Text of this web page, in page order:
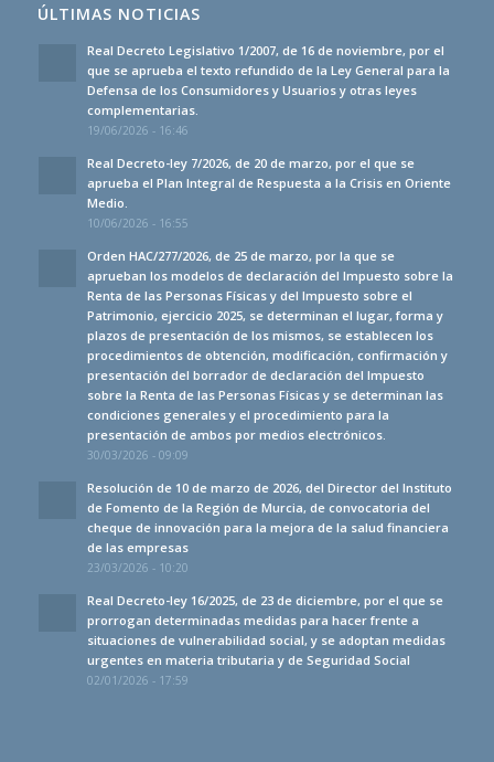
ÚLTIMAS NOTICIAS
Real Decreto Legislativo 1/2007, de 16 de noviembre, por el
que se aprueba el texto refundido de la Ley General para la
Defensa de los Consumidores y Usuarios y otras leyes
complementarias.
19/06/2026 - 16:46
Real Decreto-ley 7/2026, de 20 de marzo, por el que se
aprueba el Plan Integral de Respuesta a la Crisis en Oriente
Medio.
10/06/2026 - 16:55
Orden HAC/277/2026, de 25 de marzo, por la que se
aprueban los modelos de declaración del Impuesto sobre la
Renta de las Personas Físicas y del Impuesto sobre el
Patrimonio, ejercicio 2025, se determinan el lugar, forma y
plazos de presentación de los mismos, se establecen los
procedimientos de obtención, modificación, confirmación y
presentación del borrador de declaración del Impuesto
sobre la Renta de las Personas Físicas y se determinan las
condiciones generales y el procedimiento para la
presentación de ambos por medios electrónicos.
30/03/2026 - 09:09
Resolución de 10 de marzo de 2026, del Director del Instituto
de Fomento de la Región de Murcia, de convocatoria del
cheque de innovación para la mejora de la salud financiera
de las empresas
23/03/2026 - 10:20
Real Decreto-ley 16/2025, de 23 de diciembre, por el que se
prorrogan determinadas medidas para hacer frente a
situaciones de vulnerabilidad social, y se adoptan medidas
urgentes en materia tributaria y de Seguridad Social
02/01/2026 - 17:59